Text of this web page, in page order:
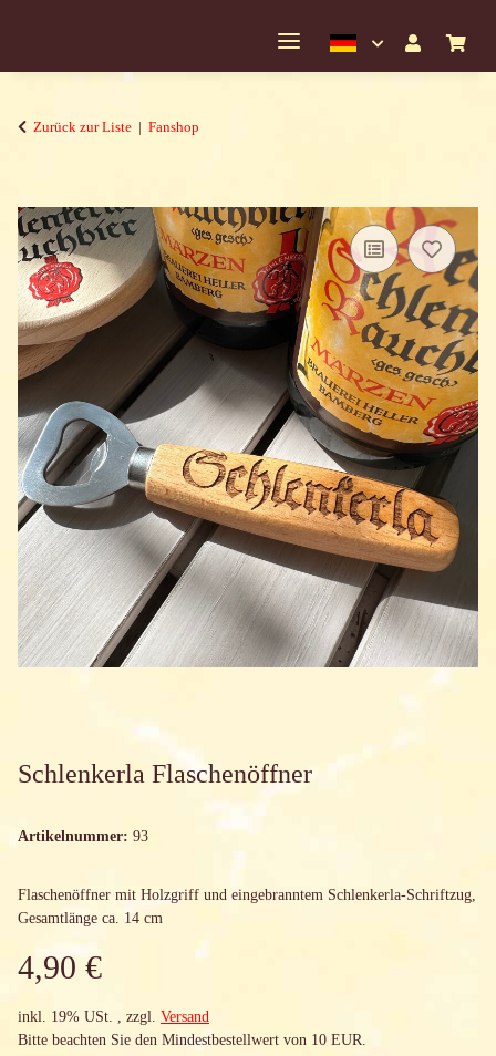
Zurück zur Liste Fanshop
Schlenkerla Flaschenöffner
Artikelnummer: 93
Flaschenöffner mit Holzgriff und eingebranntem Schlenkerla-Schriftzug,
Gesamtlänge ca. 14 cm
4,90 €
inkl. 19% USt. , zzgl. Versand
Bitte beachten Sie den Mindestbestellwert von 10 EUR.